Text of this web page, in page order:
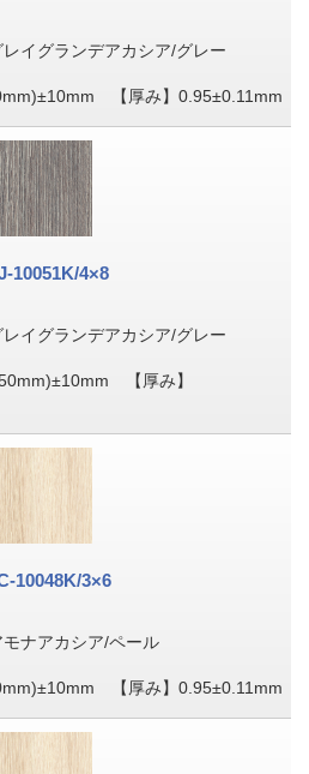
グランデアカシア/グレー
【厚み】0.95±0.11mm
10051K/4×8
グランデアカシア/グレー
【厚み】
10048K/3×6
アカシア/ペール
【厚み】0.95±0.11mm